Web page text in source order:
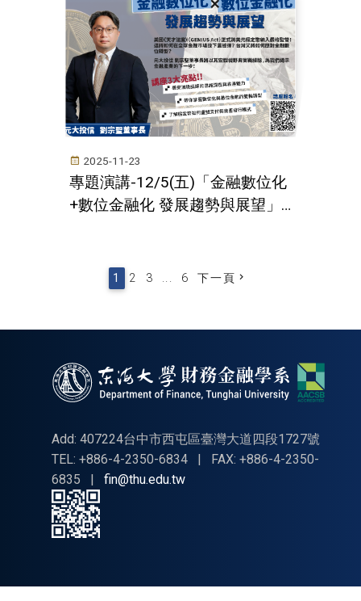
2025-11-23
專題演講-12/5(五)「金融數位化
+數位金融化 發展趨勢與展望」-
1 2 3 ... 6 下一頁
Add: 407224台中市西屯區臺灣大道四段1727號
TEL: +886-4-2350-6834
|
FAX: +886-4-2350-
6835
| fin@thu.edu.tw